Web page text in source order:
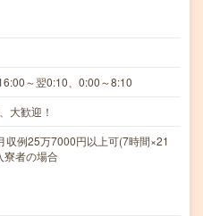
～翌0:10、0:00～8:10
大歓迎！
例25万7000円以上可(7時間×21
寮者の場合